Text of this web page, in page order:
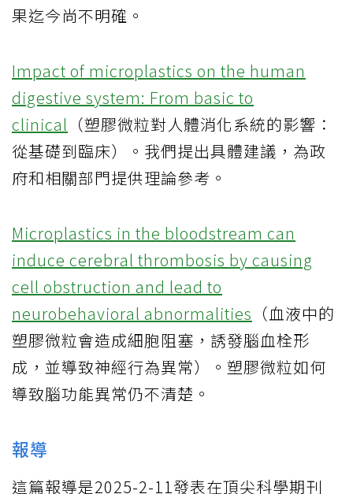
果迄今尚不明確。
Impact of microplastics on the human
digestive system: From basic to
clinical （塑膠微粒對人體消化系統的影響：
從基礎到臨床）。我們提出具體建議，為政
府和相關部門提供理論參考。
Microplastics in the bloodstream can
induce cerebral thrombosis by causing
cell obstruction and lead to
neurobehavioral abnormalities （血液中的
塑膠微粒會造成細胞阻塞，誘發腦血栓形
成，並導致神經行為異常）。塑膠微粒如何
導致腦功能異常仍不清楚。
報導
這篇報導是2025-2-11發表在頂尖科學期刊